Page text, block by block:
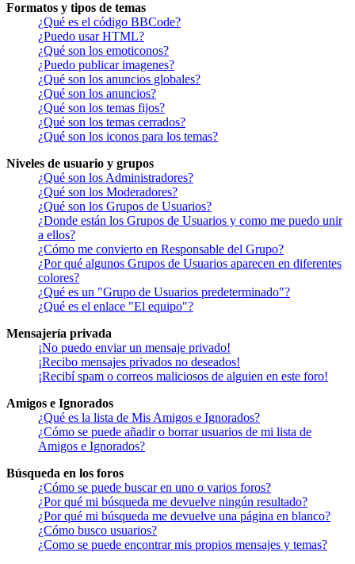
Formatos y tipos de temas
¿Qué es el código BBCode?
¿Puedo usar HTML?
¿Qué son los emoticonos?
¿Puedo publicar imagenes?
¿Qué son los anuncios globales?
¿Qué son los anuncios?
¿Qué son los temas fijos?
¿Qué son los temas cerrados?
¿Qué son los iconos para los temas?
Niveles de usuario y grupos
¿Qué son los Administradores?
¿Qué son los Moderadores?
¿Qué son los Grupos de Usuarios?
¿Donde están los Grupos de Usuarios y como me puedo unir
a ellos?
¿Cómo me convierto en Responsable del Grupo?
¿Por qué algunos Grupos de Usuarios aparecen en diferentes
colores?
¿Qué es un "Grupo de Usuarios predeterminado"?
¿Qué es el enlace "El equipo"?
Mensajería privada
¡No puedo enviar un mensaje privado!
¡Recibo mensajes privados no deseados!
¡Recibí spam o correos maliciosos de alguien en este foro!
Amigos e Ignorados
¿Qué es la lista de Mis Amigos e Ignorados?
¿Cómo se puede añadir o borrar usuarios de mi lista de
Amigos e Ignorados?
Búsqueda en los foros
¿Cómo se puede buscar en uno o varios foros?
¿Por qué mi búsqueda me devuelve ningún resultado?
¿Por qué mi búsqueda me devuelve una página en blanco?
¿Cómo busco usuarios?
¿Como se puede encontrar mis propios mensajes y temas?